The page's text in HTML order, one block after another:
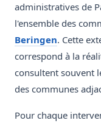
administratives de
l'ensemble des
Beringen. Cette
correspond à la
consultent souvent
des communes
Pour chaque